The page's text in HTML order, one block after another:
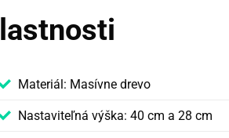
Materiál: Masívne drevo
Nastaviteľná výška: 40 cm a 28 cm